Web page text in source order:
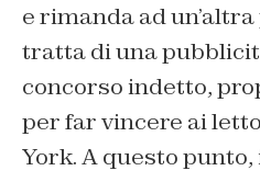
e rimanda ad
tratta di una
concorso indetto,
per far vincere ai
York. A questo punto,